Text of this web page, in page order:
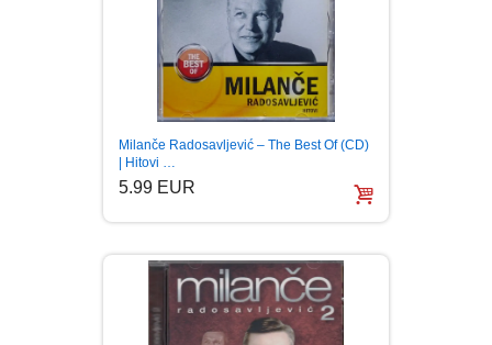
BIOGRAFIJA
BOJANKE
BOJANKE ZA ODRASLE
DRAMA
DRUSTVENA IGRA
ZABAVNA
DJECIJA
BECUTAN
HRANA I PICE
PAVLODERM
100% PRIRODNO
Milanče Radosavljević – The Best Of (CD)
| Hitovi …
5.99 EUR